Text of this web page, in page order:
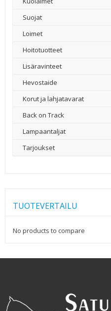
Suojat
Loimet
Hoitotuotteet
Lisäravinteet
Hevostaide
Korut ja lahjatavarat
Back on Track
Lampaantaljat
Tarjoukset
TUOTEVERTAILU
No products to compare